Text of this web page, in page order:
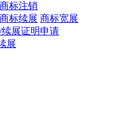
商标注销
商标续展 商标宽展
展证明申请
展